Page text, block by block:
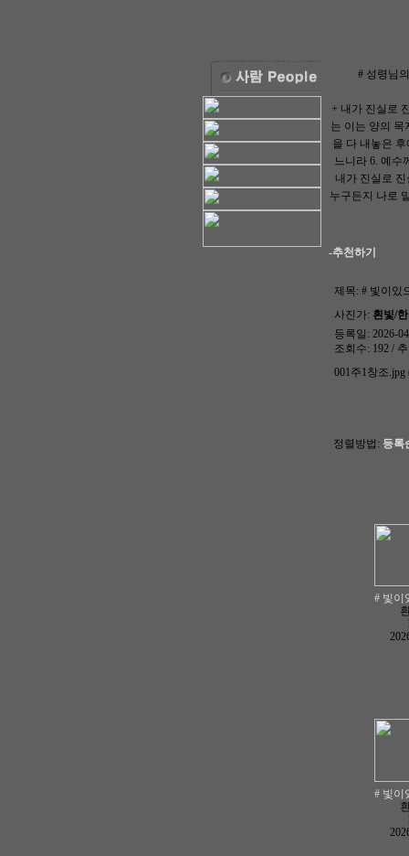
# 성령님
+ 내가 진실로
는 이는 양의 목
을 다 내놓은
느니라 6. 예수
내가 진실로
누구든지 나로
-추천하기
제목: # 빛이있
사진가: 흰빛/
등록일: 2026-
조회수: 192 /
001주1창조.jpg
정렬방법: 등록
# 빛이
# 빛이